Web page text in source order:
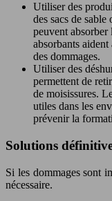
Utiliser des
des sacs de
peuvent
absorbants
des dommages.
Utiliser des
permettent de
de moisissures.
utiles dans les
prévenir la
Solutions
Si les dommages sont
nécessaire.